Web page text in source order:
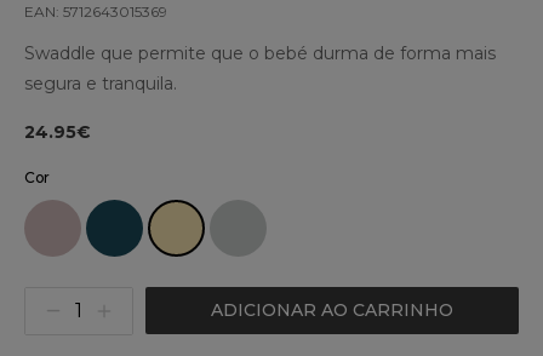
EAN: 5712643015369
Swaddle que permite que o bebé durma de forma mais
segura e tranquila.
24.95€
Cor
ADICIONAR AO CARRINHO